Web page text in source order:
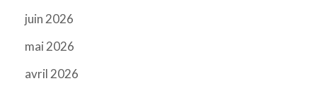
juin 2026
mai 2026
avril 2026